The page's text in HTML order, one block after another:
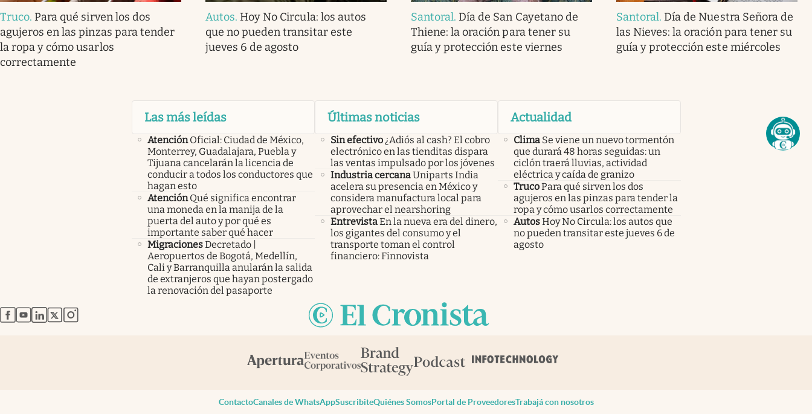
Truco. Para qué sirven los dos
agujeros en las pinzas para tender
la ropa y cómo usarlos
correctamente
Autos. Hoy No Circula: los autos
que no pueden transitar este
jueves 6 de agosto
Santoral. Día de San Cayetano de
Thiene: la oración para tener su
guía y protección este viernes
Santoral. Día de Nuestra Señora de
las Nieves: la oración para tener su
guía y protección este miércoles
Las más leídas
Atención Oficial: Ciudad de México,
Monterrey, Guadalajara, Puebla y
Tijuana cancelarán la licencia de
conducir a todos los conductores que
hagan esto
Atención Qué significa encontrar
una moneda en la manija de la
puerta del auto y por qué es
importante saber qué hacer
MigracionesDecretado |
Aeropuertos de Bogotá, Medellín,
Cali y Barranquilla anularán la salida
de extranjeros que hayan postergado
la renovación del pasaporte
Últimas noticias
Sin efectivo ¿Adiós al cash? El cobro
electrónico en las tienditas dispara
las ventas impulsado por los jóvenes
Industria cercanaUniparts India
acelera su presencia en México y
considera manufactura local para
aprovechar el nearshoring
EntrevistaEn la nueva era del dinero,
los gigantes del consumo y el
transporte toman el control
financiero: Finnovista
Actualidad
Clima Se viene un nuevo tormentón
que durará 48 horas seguidas: un
ciclón traerá lluvias, actividad
eléctrica y caída de granizo
TrucoPara qué sirven los dos
agujeros en las pinzas para tender la
ropa y cómo usarlos correctamente
AutosHoy No Circula: los autos que
no pueden transitar este jueves 6 de
agosto
abre en nueva pestaña
abre en nueva pestaña
abre en nueva pestaña
abre en nueva pestaña
abre en nueva pestaña
ContactoCanales de WhatsAppSuscribiteQuiénes SomosPortal de ProveedoresTrabajá con nosotros